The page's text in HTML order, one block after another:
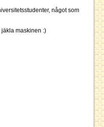
något som
maskinen :)